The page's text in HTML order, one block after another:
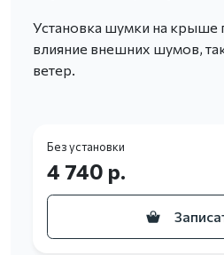
Установка шумки на крыше
влияние внешних шумов,
ветер.
Без установки
4 740 р.